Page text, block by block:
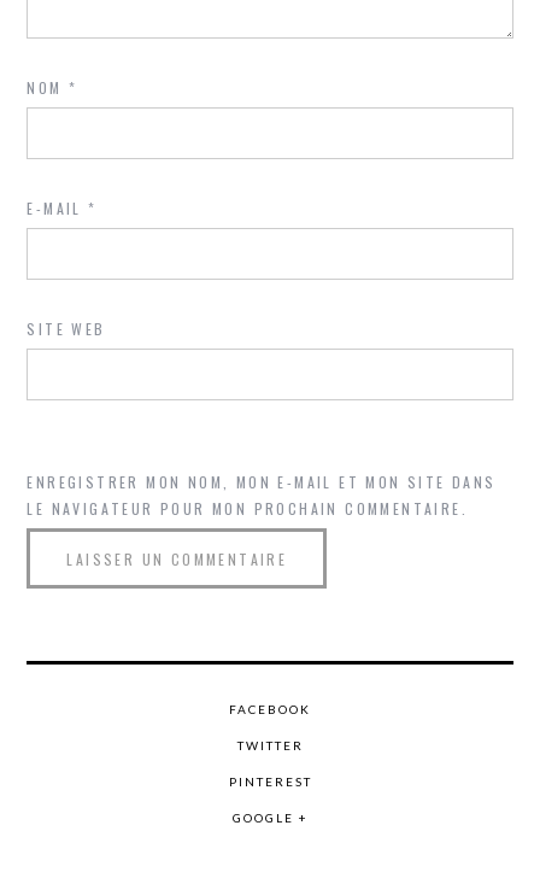
NOM*
E-MAIL*
SITE WEB
ENREGISTRER MON NOM, MON E-MAIL ET MON SITE DANS
LE NAVIGATEUR POUR MON PROCHAIN COMMENTAIRE.
FACEBOOK
TWITTER
PINTEREST
GOOGLE +